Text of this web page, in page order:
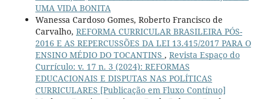
UMA VIDA BONITA
Wanessa Cardoso Gomes, Roberto Francisco de
Carvalho, REFORMA CURRICULAR BRASILEIRA PÓS-
2016 E AS REPERCUSSÕES DA LEI 13.415/2017 PARA O
ENSINO MÉDIO DO TOCANTINS , Revista Espaço do
Currículo: v. 17 n. 3 (2024): REFORMAS
EDUCACIONAIS E DISPUTAS NAS POLÍTICAS
CURRICULARES [Publicação em Fluxo Contínuo]